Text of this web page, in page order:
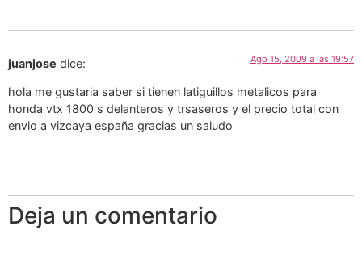
juanjose dice: Ago 15, 2009 a las 19:57
hola me gustaria saber si tienen latiguillos metalicos para
honda vtx 1800 s delanteros y trsaseros y el precio total con
envio a vizcaya españa gracias un saludo
Deja un comentario